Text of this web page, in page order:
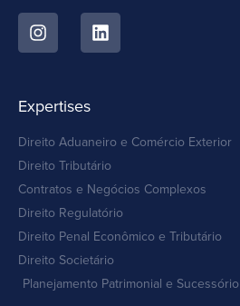
Expertises
Direito Aduaneiro e Comércio Exterior
Direito Tributário
Contratos e Negócios Complexos
Direito Regulatório
Direito Penal Econômico e Tributário
Direito Societário
Planejamento Patrimonial e Sucessório